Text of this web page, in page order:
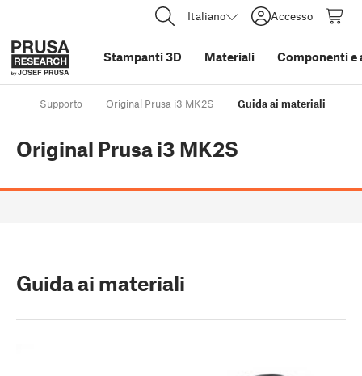
Italiano Accesso
Stampanti 3D Materiali Componenti e
Supporto Original Prusa i3 MK2S Guida ai materiali
Original Prusa i3 MK2S
Guida ai materiali